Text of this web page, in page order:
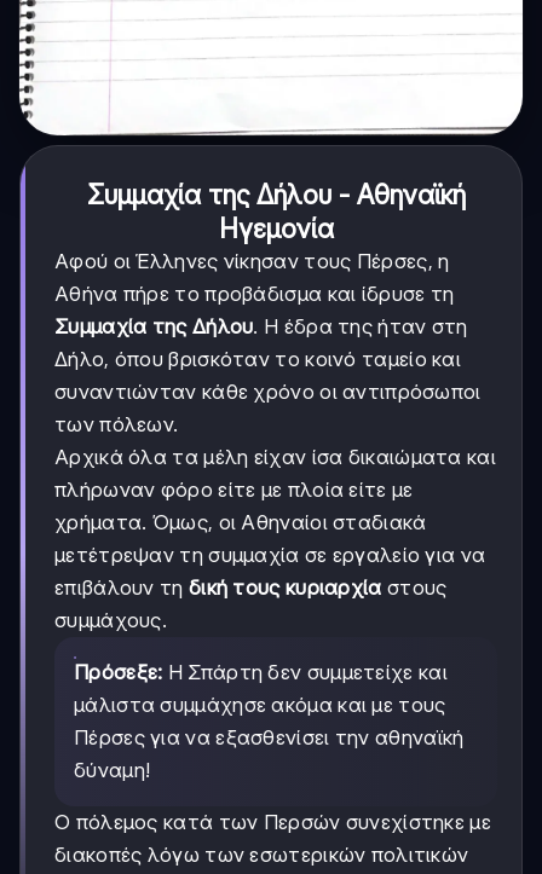
Συμμαχία της Δήλου - Αθηναϊκή
Ηγεμονία
Αφού οι Έλληνες νίκησαν τους Πέρσες, η
Αθήνα πήρε το προβάδισμα και ίδρυσε τη
Συμμαχία της Δήλου. Η έδρα της ήταν στη
Δήλο, όπου βρισκόταν το κοινό ταμείο και
συναντιώνταν κάθε χρόνο οι αντιπρόσωποι
των πόλεων.
Αρχικά όλα τα μέλη είχαν ίσα δικαιώματα και
πλήρωναν φόρο είτε με πλοία είτε με
χρήματα. Όμως, οι Αθηναίοι σταδιακά
μετέτρεψαν τη συμμαχία σε εργαλείο για να
επιβάλουν τη δική τους κυριαρχία στους
συμμάχους.
Πρόσεξε: Η Σπάρτη δεν συμμετείχε και
μάλιστα συμμάχησε ακόμα και με τους
Πέρσες για να εξασθενίσει την αθηναϊκή
δύναμη!
Ο πόλεμος κατά των Περσών συνεχίστηκε με
διακοπές λόγω των εσωτερικών πολιτικών